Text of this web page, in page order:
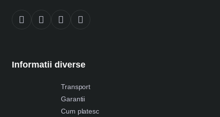
Informatii diverse
Transport
Garantii
Cum platesc